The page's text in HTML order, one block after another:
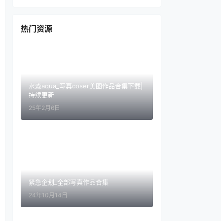
热门资源
水淼aqua_写真coser美图作品合集下载|
持续更新
25年2月6日
紧急企划_全部写真作品合集
24年10月14日